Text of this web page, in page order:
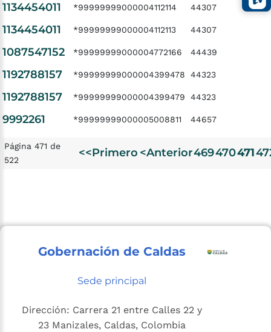
1134454011 *99999999000004112114 44307
1134454011 *99999999000004112113 44307
1087547152 *99999999000004772166 44439
1192788157 *99999999000004399478 44323
1192788157 *99999999000004399479 44323
9992261 *99999999000005008811 44657
Página 471 de
522
<<Primero <Anterior469470471
Gobernación de Caldas
Sede principal
Dirección: Carrera 21 entre Calles 22 y
23 Manizales, Caldas, Colombia